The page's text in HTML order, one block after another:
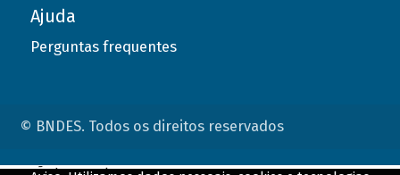
Ajuda
Perguntas frequentes
© BNDES. Todos os direitos reservados